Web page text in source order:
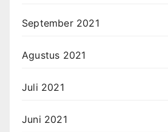
September 2021
Agustus 2021
Juli 2021
Juni 2021